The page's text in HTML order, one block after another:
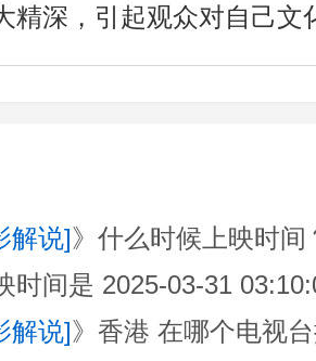
精深，引起观众对自己文
解说]》什么时候上映时间
时间是 2025-03-31
解说]》香港 在哪个电视台